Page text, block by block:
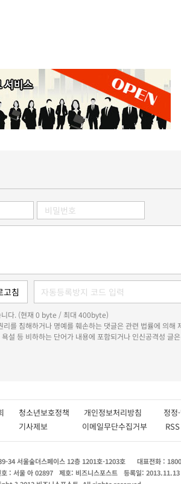
니다. (현재 0 byte / 최대 400byte)
를 침해하거나 명예를 훼손하는 댓글은 관련 법률에 의해
설 등 비하하는 단어가 내용에 포함되거나 인신공격성 글
회 청소년보호정책 개인정보처리방침 정정
기사제보 이메일무단수집거부 RSS
34 서울숲더스페이스 12층 1201호-1203호 대표전화 :
호 : 서울 아 02897 제호: 비즈니스포스트 등록일: 2013.11.13